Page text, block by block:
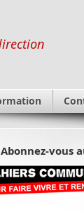
Abonnez-vous